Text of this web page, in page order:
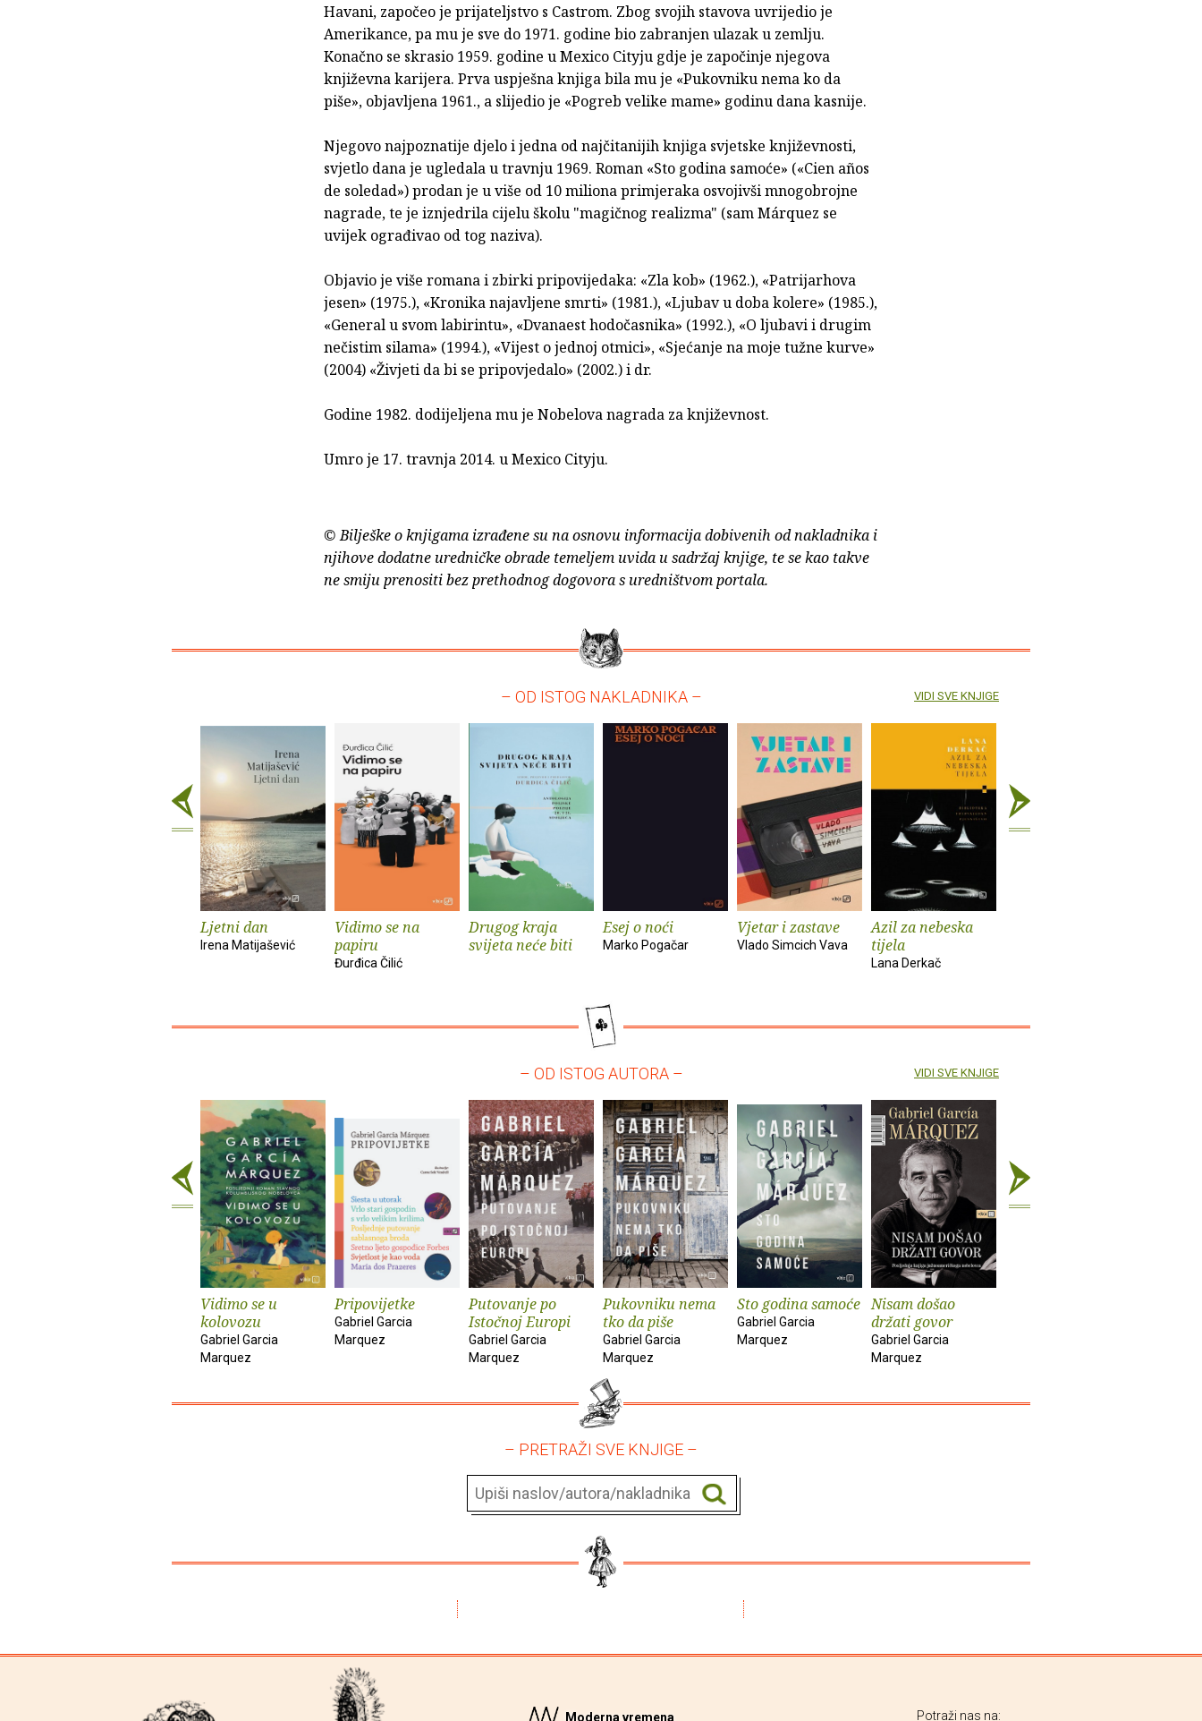
Havani, započeo je prijateljstvo s Castrom. Zbog svojih stavova uvrijedio je
Amerikance, pa mu je sve do 1971. godine bio zabranjen ulazak u zemlju.
Konačno se skrasio 1959. godine u Mexico Cityju gdje je započinje njegova
književna karijera. Prva uspješna knjiga bila mu je «Pukovniku nema ko da
piše», objavljena 1961., a slijedio je «Pogreb velike mame» godinu dana kasnije.
Njegovo najpoznatije djelo i jedna od najčitanijih knjiga svjetske književnosti,
svjetlo dana je ugledala u travnju 1969. Roman «Sto godina samoće» («Cien años
de soledad») prodan je u više od 10 miliona primjeraka osvojivši mnogobrojne
nagrade, te je iznjedrila cijelu školu "magičnog realizma" (sam Márquez se
uvijek ograđivao od tog naziva).
Objavio je više romana i zbirki pripovijedaka: «Zla kob» (1962.), «Patrijarhova
jesen» (1975.), «Kronika najavljene smrti» (1981.), «Ljubav u doba kolere» (1985.),
«General u svom labirintu», «Dvanaest hodočasnika» (1992.), «O ljubavi i drugim
nečistim silama» (1994.), «Vijest o jednoj otmici», «Sjećanje na moje tužne kurve»
(2004) «Živjeti da bi se pripovjedalo» (2002.) i dr.
Godine 1982. dodijeljena mu je Nobelova nagrada za književnost.
Umro je 17. travnja 2014. u Mexico Cityju.
© Bilješke o knjigama izrađene su na osnovu informacija dobivenih od nakladnika i
njihove dodatne uredničke obrade temeljem uvida u sadržaj knjige, te se kao takve
ne smiju prenositi bez prethodnog dogovora s uredništvom portala.
– OD ISTOG NAKLADNIKA –
Ljetni dan
Irena Matijašević
Vidimo se na
papiru
Đurđica Čilić
Drugog kraja
svijeta neće biti
Esej o noći
Marko Pogačar
Vjetar i zastave
Vlado Simcich Vava
Azil za nebeska
tijela
Lana Derkač
VIDI SVE KNJIGE
– OD ISTOG AUTORA –
Vidimo se u
kolovozu
Gabriel Garcia
Marquez
Pripovijetke
Gabriel Garcia
Marquez
Putovanje po
Istočnoj Europi
Gabriel Garcia
Marquez
Pukovniku nema
tko da piše
Gabriel Garcia
Marquez
Sto godina samoće
Gabriel Garcia
Marquez
Nisam došao
držati govor
Gabriel Garcia
Marquez
VIDI SVE KNJIGE
– PRETRAŽI SVE KNJIGE –
Moderna vremena Potraži nas na: